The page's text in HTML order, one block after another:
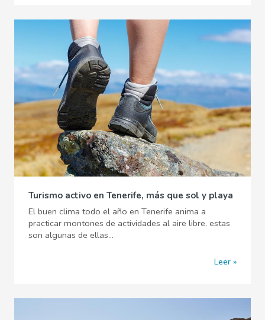
Turismo activo en Tenerife, más que sol y playa
El buen clima todo el año en Tenerife anima a
practicar montones de actividades al aire libre. estas
son algunas de ellas...
Leer